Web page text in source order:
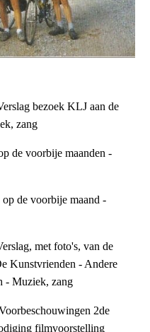
bezoek KLJ aan de
zang
de voorbije maanden -
de voorbije maand -
met foto's, van de
Kunstvrienden - Andere
- Muziek, zang
2de
filmvoorstelling